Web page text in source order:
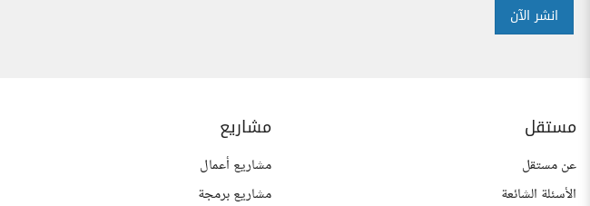
انشر الآن
مستقل
عن مستقل
الأسئلة الشائعة
مشاريع
مشاريع أعمال
مشاريع برمجة